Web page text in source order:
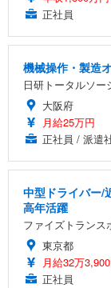
正社員
機械操作・製造
日研トータルソー
大阪府
月給25万円
正社員 / 派遣
中型ドライバー/
高年活躍
ファイズトランス
東京都
月給32万
正社員